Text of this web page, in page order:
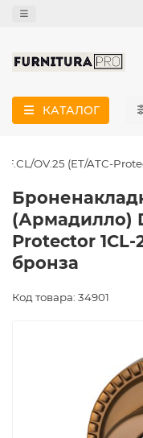
КАТАЛОГ
OV.25 (ET/ATC-
(Армадилло)
Protector 1CL-
бронза
Код товара: 34901